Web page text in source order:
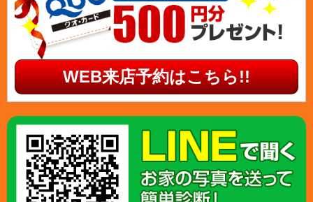
WEB来店予約はこちら!!